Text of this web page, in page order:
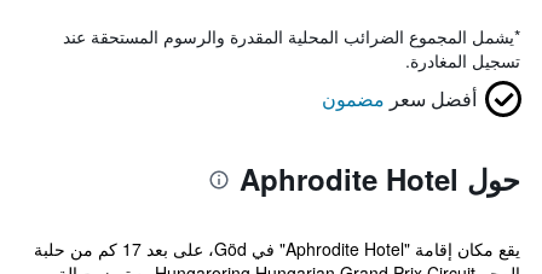
*يشمل المجموع الضرائب المحلية المقدرة والرسوم المستحقة عند
تسجيل المغادرة.
أفضل سعر مضمون
حول Aphrodite Hotel
يقع مكان إقامة "Aphrodite Hotel" في Göd، على بعد 17 كم من حلبة